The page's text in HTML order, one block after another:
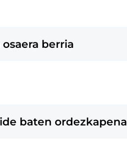
berria
baten ordezkapena